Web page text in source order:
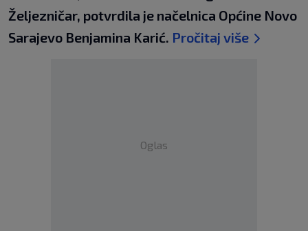
Željezničar, potvrdila je načelnica Općine Novo
Sarajevo Benjamina Karić. Pročitaj više
Oglas